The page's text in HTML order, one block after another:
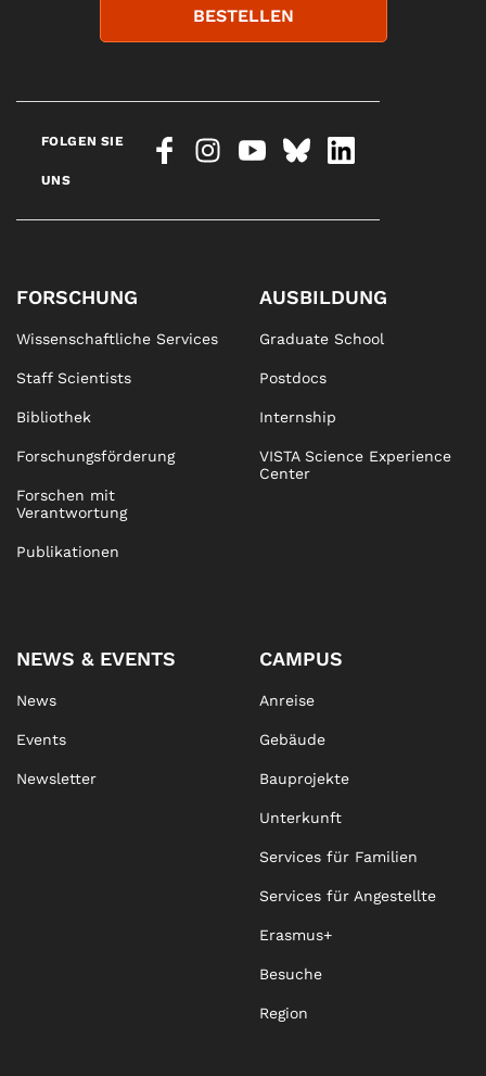
BESTELLEN
FOLGEN SIE
UNS
FORSCHUNG
Wissenschaftliche Services
Staff Scientists
Bibliothek
Forschungsförderung
Forschen mit
Verantwortung
Publikationen
AUSBILDUNG
Graduate School
Postdocs
Internship
VISTA Science Experience
Center
NEWS & EVENTS
News
Events
Newsletter
CAMPUS
Anreise
Gebäude
Bauprojekte
Unterkunft
Services für Familien
Services für Angestellte
Erasmus+
Besuche
Region